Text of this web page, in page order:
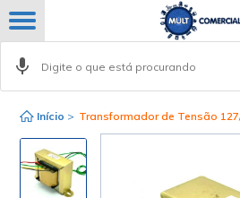
Início > Transformador de Tensão